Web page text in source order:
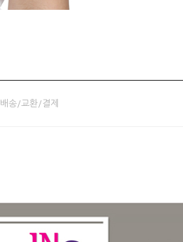
배송/교환/결제